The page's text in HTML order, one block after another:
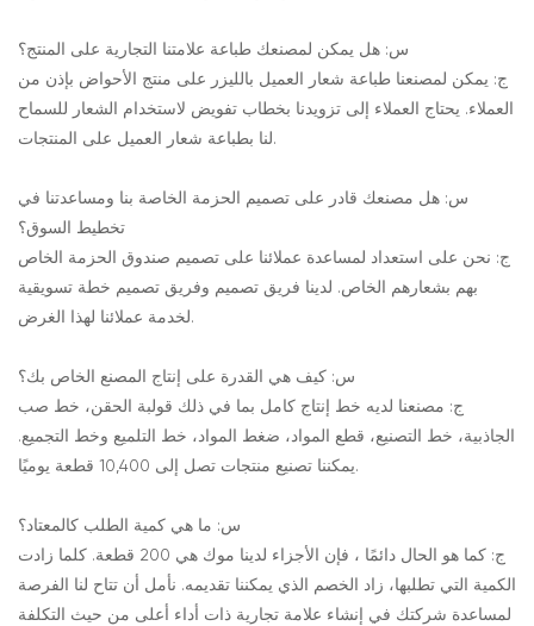
س: هل يمكن لمصنعك طباعة علامتنا التجارية على المنتج؟
ج: يمكن لمصنعنا طباعة شعار العميل بالليزر على منتج الأحواض بإذن من
العملاء. يحتاج العملاء إلى تزويدنا بخطاب تفويض لاستخدام الشعار للسماح
لنا بطباعة شعار العميل على المنتجات.
س: هل مصنعك قادر على تصميم الحزمة الخاصة بنا ومساعدتنا في
تخطيط السوق؟
ج: نحن على استعداد لمساعدة عملائنا على تصميم صندوق الحزمة الخاص
بهم بشعارهم الخاص. لدينا فريق تصميم وفريق تصميم خطة تسويقية
لخدمة عملائنا لهذا الغرض.
س: كيف هي القدرة على إنتاج المصنع الخاص بك؟
ج: مصنعنا لديه خط إنتاج كامل بما في ذلك قولبة الحقن، خط صب
الجاذبية، خط التصنيع، قطع المواد، ضغط المواد، خط التلميع وخط التجميع.
يمكننا تصنيع منتجات تصل إلى 10,400 قطعة يوميًا.
س: ما هي كمية الطلب كالمعتاد؟
ج: كما هو الحال دائمًا ، فإن الأجزاء لدينا موك هي 200 قطعة. كلما زادت
الكمية التي تطلبها، زاد الخصم الذي يمكننا تقديمه. نأمل أن تتاح لنا الفرصة
لمساعدة شركتك في إنشاء علامة تجارية ذات أداء أعلى من حيث التكلفة